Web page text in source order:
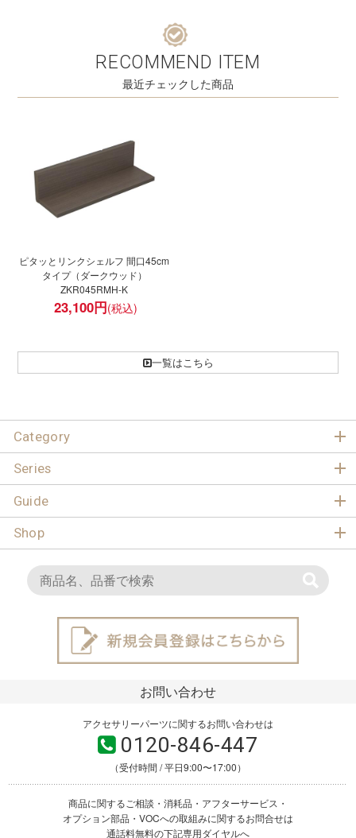
RECOMMEND ITEM
最近チェックした商品
ピタッとリンクシェルフ 間口45cm
タイプ（ダークウッド）
ZKR045RMH-K
23,100円
一覧はこちら
Category
Series
Guide
Shop
お問い合わせ
アクセサリーパーツに関するお問い合わせは
0120-846-447
（受付時間 / 平日9:00〜17:00）
商品に関するご相談・消耗品・アフターサービス・
オプション部品・VOCへの取組みに関するお問合せは
通話料無料の下記専用ダイヤルへ